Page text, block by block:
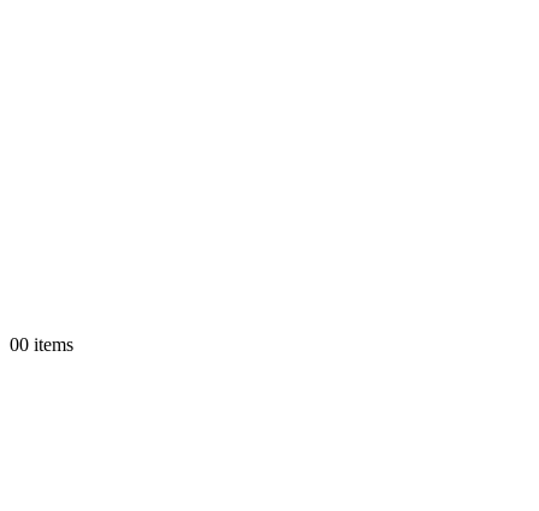
00 items